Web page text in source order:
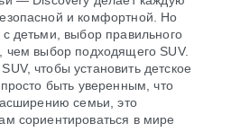
и комфортной. Но
детьми, выбор правильного
чем выбор подходящего SUV.
чтобы установить детское
быть уверенным, что
семьи, это
сориентироваться в мире